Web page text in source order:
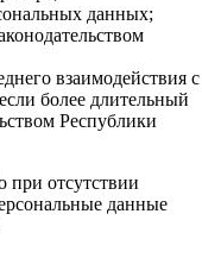
данных;
взаимодействия с
более длительный
Республики
при отсутствии
данные